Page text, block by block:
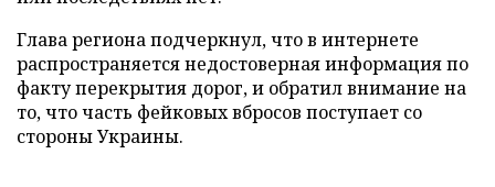
Глава региона подчеркнул, что в интернете
распространяется недостоверная информация по
факту перекрытия дорог, и обратил внимание на
то, что часть фейковых вбросов поступает со
стороны Украины.